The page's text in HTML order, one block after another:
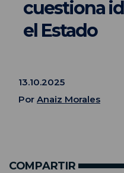
cuestiona
el Estado
13.10.2025
Por Anaiz Morales
COMPARTIR